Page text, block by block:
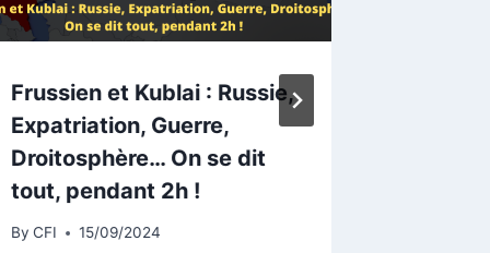
Frussien et Kublai : Russie,
Expatriation, Guerre,
Droitosphère… On se dit
tout, pendant 2h !
By CFI 15/09/2024